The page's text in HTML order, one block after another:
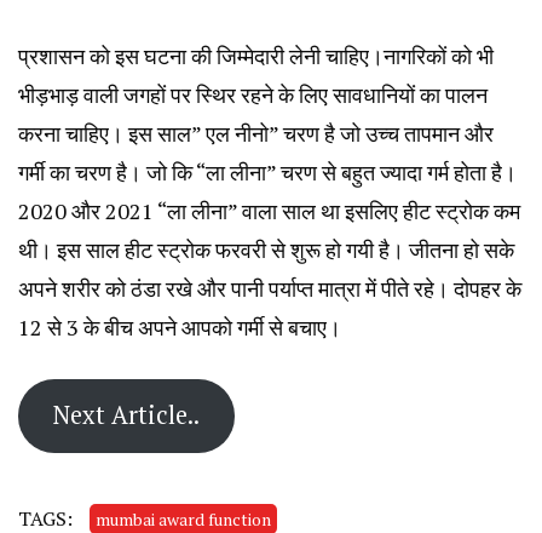
प्रशासन को इस घटना की जिम्मेदारी लेनी चाहिए।नागरिकों को भी
भीड़भाड़ वाली जगहों पर स्थिर रहने के लिए सावधानियों का पालन
करना चाहिए। इस साल” एल नीनो” चरण है जो उच्च तापमान और
गर्मी का चरण है। जो कि “ला लीना” चरण से बहुत ज्यादा गर्म होता है।
2020 और 2021 “ला लीना” वाला साल था इसलिए हीट स्ट्रोक कम
थी। इस साल हीट स्ट्रोक फरवरी से शुरू हो गयी है। जीतना हो सके
अपने शरीर को ठंडा रखे और पानी पर्याप्त मात्रा में पीते रहे। दोपहर के
12 से 3 के बीच अपने आपको गर्मी से बचाए।
Next Article..
TAGS: mumbai award function